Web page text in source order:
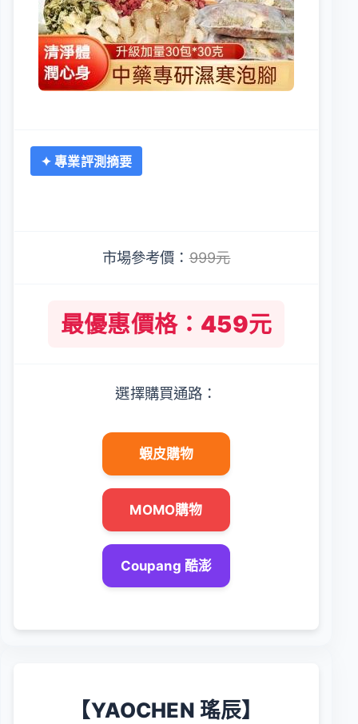
✦ 專業評測摘要
市場參考價：999元
最優惠價格：459元
選擇購買通路：
蝦皮購物
MOMO購物
Coupang 酷澎
【YAOCHEN 瑤辰】